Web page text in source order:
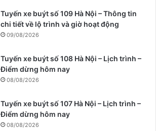
Tuyến xe buýt số 109 Hà Nội – Thông tin
chi tiết về lộ trình và giờ hoạt động
09/08/2026
Tuyến xe buýt số 108 Hà Nội – Lịch trình –
Điểm dừng hôm nay
08/08/2026
Tuyến xe buýt số 107 Hà Nội – Lịch trình –
Điểm dừng hôm nay
08/08/2026